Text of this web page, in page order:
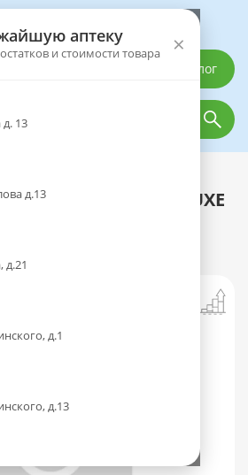
аптеку
и стоимости товара ×
13
д.13
д.21
д.1
д.13
Каталог
WITH HYDRALUXE
мягкие